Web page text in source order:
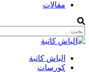
مقالات
الباش كاتبة
كورسات